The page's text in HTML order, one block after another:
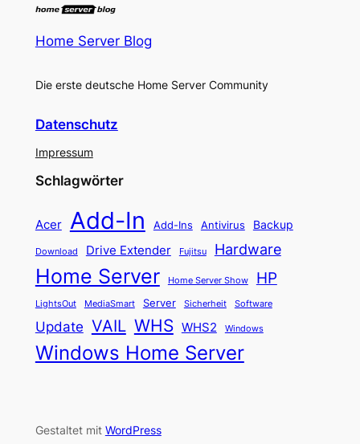
Home Server Blog
Die erste deutsche Home Server Community
Datenschutz
Impressum
Schlagwörter
Acer Add-In Add-Ins Antivirus Backup
Download Drive Extender Fujitsu Hardware
Home Server Home Server Show HP
LightsOut MediaSmart Server Sicherheit Software
Update VAIL WHS WHS2 Windows
Windows Home Server
Gestaltet mit WordPress